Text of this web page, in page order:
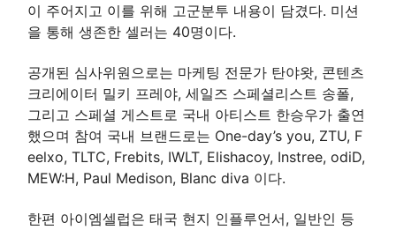
이 주어지고 이를 위해 고군분투 내용이 담겼다. 미션
을 통해 생존한 셀러는 40명이다.
공개된 심사위원으로는 마케팅 전문가 탄야왓, 콘텐츠
크리에이터 밀키 프레야, 세일즈 스페셜리스트 송폴,
그리고 스페셜 게스트로 국내 아티스트 한승우가 출연
했으며 참여 국내 브랜드로는 One-day’s you, ZTU, F
eelxo, TLTC, Frebits, IWLT, Elishacoy, Instree, odiD,
MEW:H, Paul Medison, Blanc diva 이다.
한편 아이엠셀럽은 태국 현지 인플루언서, 일반인 등